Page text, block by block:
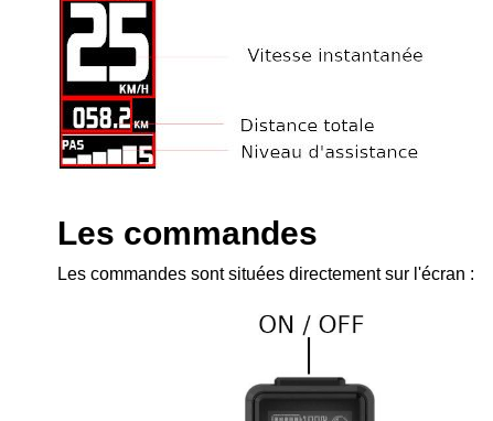
Les commandes
Les commandes sont situées directement sur l'écran :